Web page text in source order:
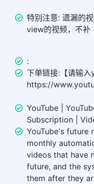
特别注意: 遗漏的
view的视频，不补
:
下单链接:【请输
https://
YouTube |
Subscription |
YouTube's future
monthly
videos that have
future, and the
them after they